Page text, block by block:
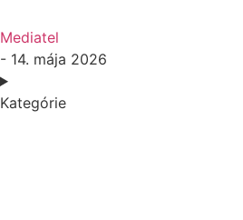
Mediatel
- 14. mája 2026
Kategórie